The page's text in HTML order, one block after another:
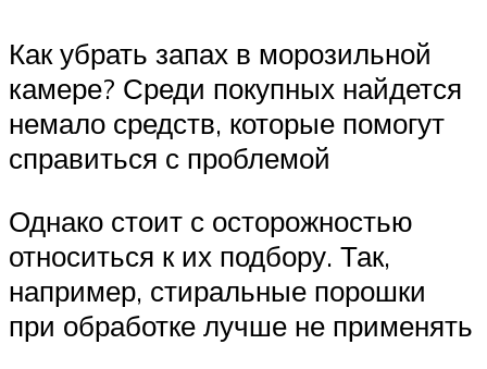
Как убрать запах в морозильной
камере? Среди покупных найдется
немало средств, которые помогут
справиться с проблемой
Однако стоит с осторожностью
относиться к их подбору. Так,
например, стиральные порошки
при обработке лучше не применять